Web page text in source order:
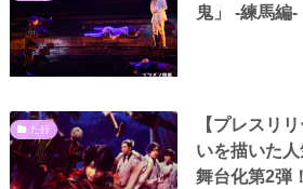
鬼」 -練馬編-
た行
【プレスリ
いを描いた
舞台化第2弾